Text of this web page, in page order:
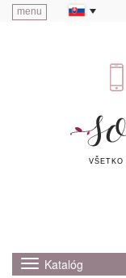
menu
Katalóg